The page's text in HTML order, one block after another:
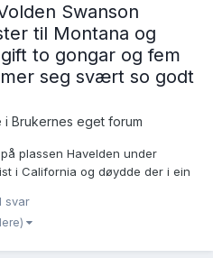
Swanson
til Montana og
to gongar og fem
seg svært so godt
i Brukernes eget forum
plassen Havelden under
i California og døydde der i ein
Dei fekk fem born i lag, men alt
denne huslyden før...
svar